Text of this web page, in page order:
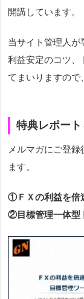
開講しています。
当サイト管理人が
利益安定のコツ、
てまいりますので
特典レポート
メルマガにご登
ます。
①ＦＸの利益を倍
②目標管理一体型